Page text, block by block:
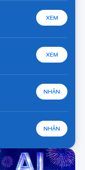
XEM
XEM
NHẬN
NHẬN